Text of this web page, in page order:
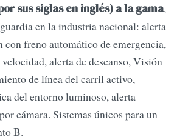
sus siglas en inglés) a la gama,
en la industria nacional: alerta
con freno automático de emergencia,
alerta de descanso, Visión
de línea del carril activo,
del entorno luminoso, alerta
cámara. Sistemas únicos para un
B.